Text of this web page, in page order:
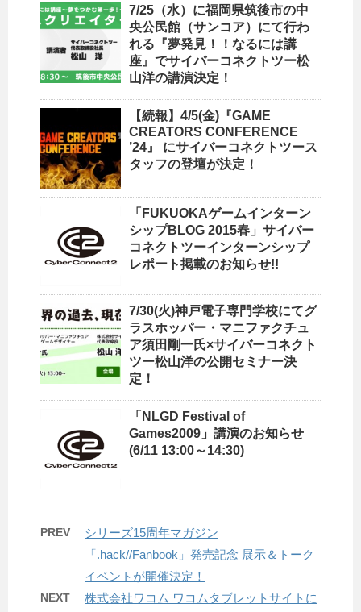
7/25（水）に福岡県筑後市の中
央公民館（サンコア）にて行わ
れる『夢発見！！なるには講
座』でサイバーコネクトツー松
山洋の講演決定！
【続報】4/5(金)『GAME
CREATORS CONFERENCE
’24』 にサイバーコネクトツース
タッフの登壇が決定！
「FUKUOKAゲームインターン
シップBLOG 2015春」サイバー
コネクトツーインターンシップ
レポート掲載のお知らせ!!
7/30(火)神戸電子専門学校にてグ
ラスホッパー・マニファクチュ
ア須田剛一氏×サイバーコネクト
ツー松山洋の公開セミナー決
定！
「NLGD Festival of
Games2009」講演のお知らせ
(6/11 13:00～14:30)
PREV
シリーズ15周年マガジン
「.hack//Fanbook」発売記念 展示＆トーク
イベントが開催決定！
NEXT
株式会社ワコム ワコムタブレットサイトに